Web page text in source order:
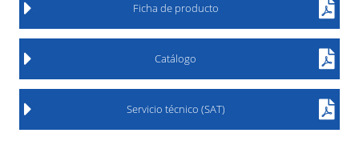
Ficha de producto
Catálogo
Servicio técnico (SAT)